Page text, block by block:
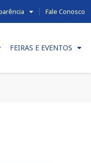
Fale Conosco
FEIRAS E EVENTOS